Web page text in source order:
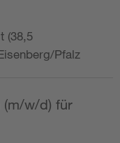
(38,5
Pfalz
(m/w/d) für